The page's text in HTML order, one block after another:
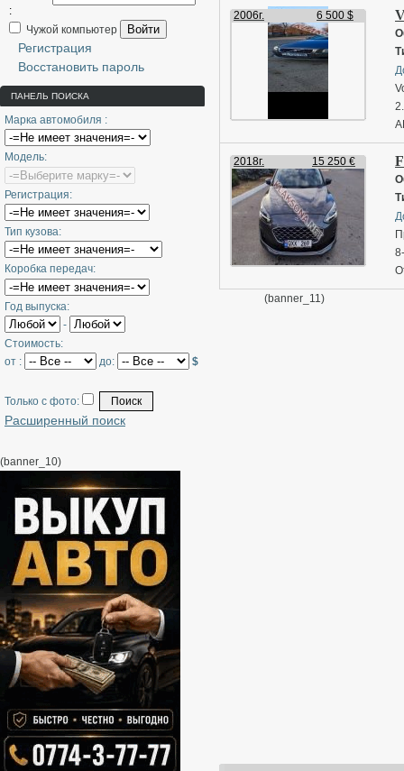
:
Чужой компьютер
Войти
Регистрация
Восстановить пароль
ПАНЕЛЬ ПОИСКА
Марка автомобиля :
Модель:
Регистрация:
Тип кузова:
Коробка передач:
Год выпуска:
-
Стоимость:
от :
до: $
Только с фото:
Расширенный поиск
(banner_10)
2006г. 6 500 $
2018г. 15 250 €
(banner_11)